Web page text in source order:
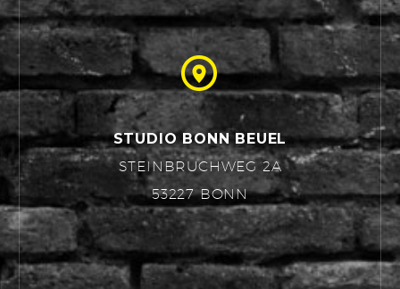


STUDIO BONN BEUEL
STEINBRUCHWEG 2A
53227 BONN